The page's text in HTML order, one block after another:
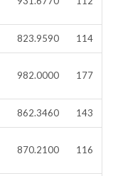
823.9590 114
982.0000 177
862.3460 143
870.2100 116